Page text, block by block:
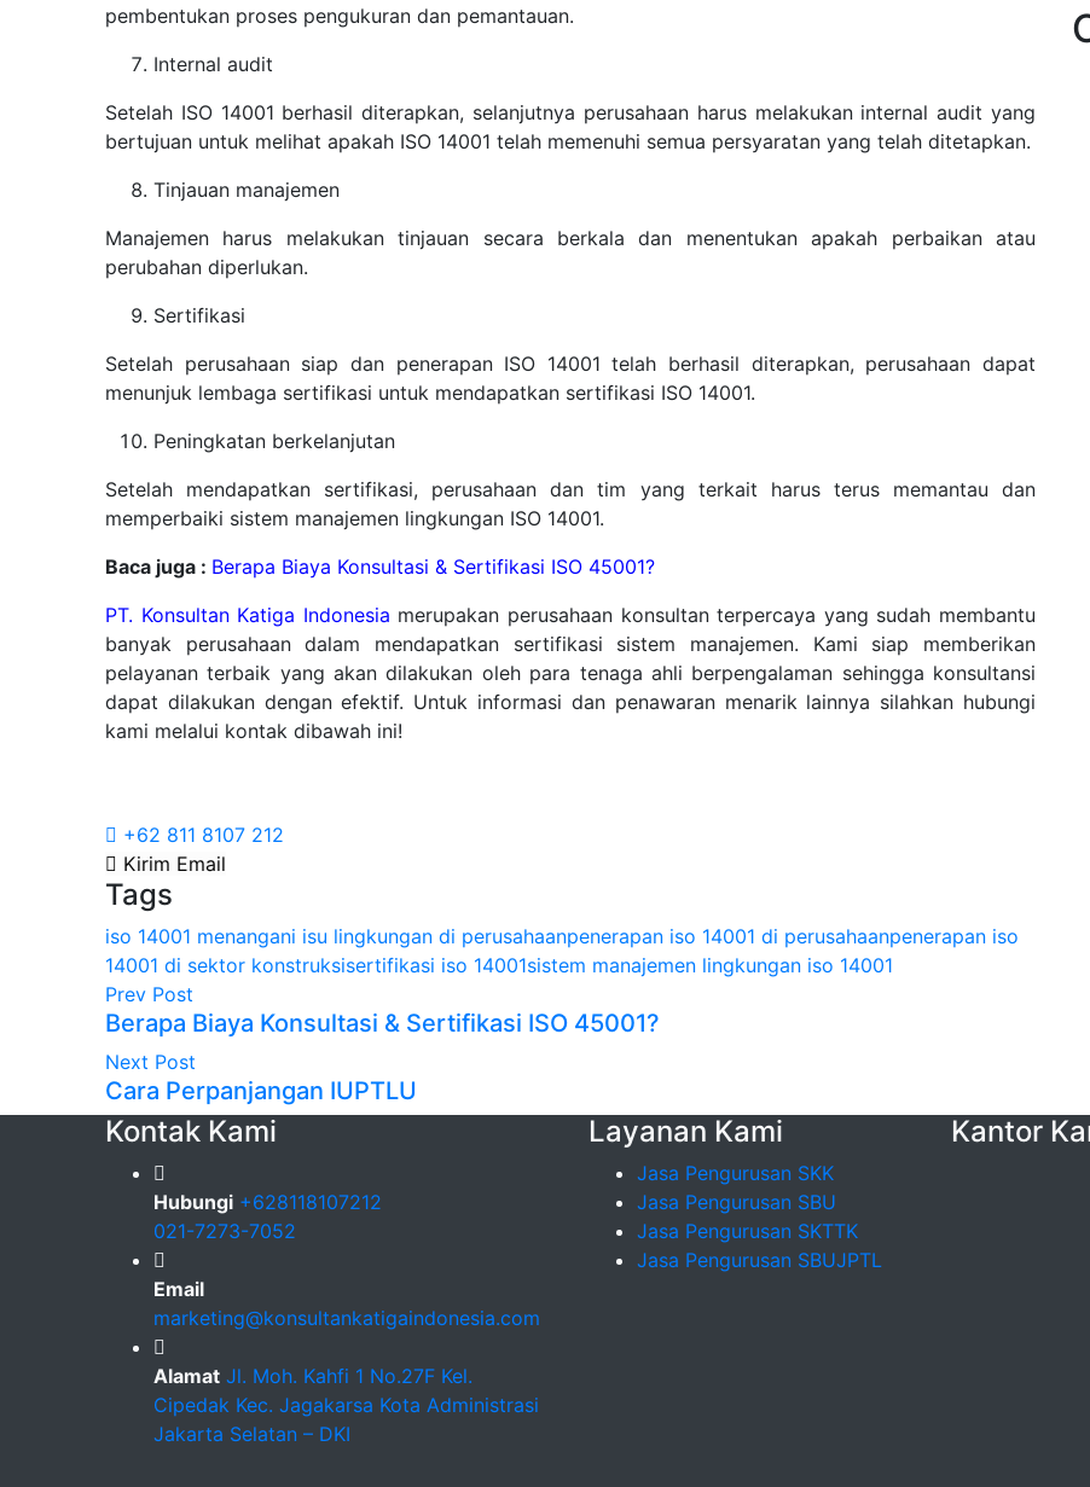
pembentukan proses pengukuran dan pemantauan.
Internal audit
Setelah ISO 14001 berhasil diterapkan, selanjutnya perusahaan harus melakukan internal audit yang
bertujuan untuk melihat apakah ISO 14001 telah memenuhi semua persyaratan yang telah ditetapkan.
Tinjauan manajemen
Manajemen harus melakukan tinjauan secara berkala dan menentukan apakah perbaikan atau
perubahan diperlukan.
Sertifikasi
Setelah perusahaan siap dan penerapan ISO 14001 telah berhasil diterapkan, perusahaan dapat
menunjuk lembaga sertifikasi untuk mendapatkan sertifikasi ISO 14001.
Peningkatan berkelanjutan
Setelah mendapatkan sertifikasi, perusahaan dan tim yang terkait harus terus memantau dan
memperbaiki sistem manajemen lingkungan ISO 14001.
Baca juga : Berapa Biaya Konsultasi & Sertifikasi ISO 45001?
PT. Konsultan Katiga Indonesia merupakan perusahaan konsultan terpercaya yang sudah membantu
banyak perusahaan dalam mendapatkan sertifikasi sistem manajemen. Kami siap memberikan
pelayanan terbaik yang akan dilakukan oleh para tenaga ahli berpengalaman sehingga konsultansi
dapat dilakukan dengan efektif. Untuk informasi dan penawaran menarik lainnya silahkan hubungi
kami melalui kontak dibawah ini!
+62 811 8107 212
Kirim Email
Tags
iso 14001 menangani isu lingkungan di perusahaanpenerapan iso 14001 di perusahaanpenerapan iso
14001 di sektor konstruksisertifikasi iso 14001sistem manajemen lingkungan iso 14001
Prev Post
Berapa Biaya Konsultasi & Sertifikasi ISO 45001?
Next Post
Cara Perpanjangan IUPTLU
Kontak Kami
Hubungi +628118107212
021-7273-7052
Email
marketing@konsultankatigaindonesia.com
Alamat Jl. Moh. Kahfi 1 No.27F Kel.
Cipedak Kec. Jagakarsa Kota Administrasi
Jakarta Selatan – DKI
Layanan Kami
Jasa Pengurusan SKK
Jasa Pengurusan SBU
Jasa Pengurusan SKTTK
Jasa Pengurusan SBUJPTL
Kantor